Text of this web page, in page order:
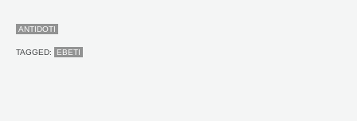
ANTIDOTI
TAGGED: EBETI